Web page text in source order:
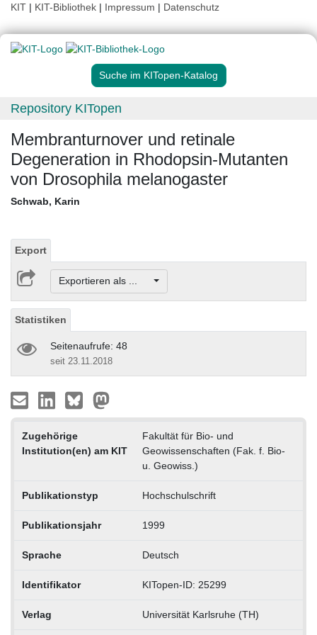
KIT | KIT-Bibliothek | Impressum | Datenschutz
Suche im KITopen-Katalog
Repository KITopen
Membranturnover und retinale
Degeneration in Rhodopsin-Mutanten
von Drosophila melanogaster
Schwab, Karin
Export
Exportieren als ...
Statistiken
Seitenaufrufe: 48
seit 23.11.2018
Zugehörige
Institution(en) am KIT
Fakultät für Bio- und
Geowissenschaften (Fak. f. Bio-
u. Geowiss.)
Publikationstyp Hochschulschrift
Publikationsjahr 1999
Sprache Deutsch
Identifikator KITopen-ID: 25299
Verlag Universität Karlsruhe (TH)